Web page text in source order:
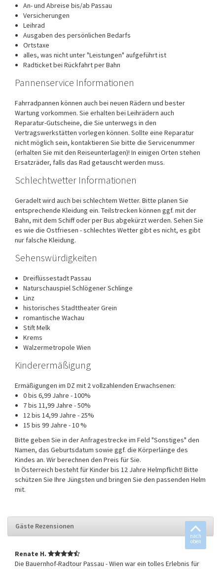
An- und Abreise bis/ab Passau
Versicherungen
Leihrad
Ausgaben des persönlichen Bedarfs
Ortstaxe
alles, was nicht unter "Leistungen" aufgeführt ist
Radticket bei Rückfahrt per Bahn
Pannenservice Informationen
Fahrradpannen können auch bei neuen Rädern und bester
Wartung vorkommen. Sie erhalten bei Leihrädern auch
Reparatur-Gutscheine, die Sie unterwegs in den
Vertragswerkstätten vorlegen können. Sollte eine Reparatur
nicht möglich sein, kontaktieren Sie bitte die Servicenummer
(erhalten Sie mit den Reiseunterlagen)! In einigen Orten stehen
Ersatzräder, falls das Rad getauscht werden muss.
Schlechtwetter Informationen
Geradelt wird auch bei schlechtem Wetter. Bitte planen Sie
entsprechende Kleidung ein. Teilstrecken können ggf. mit der
Bahn, mit dem Schiff oder per Bus abgekürzt werden. Sehen Sie
es wie die Ostfriesen - schlechtes Wetter gibt es nicht, es gibt
nur falsche Kleidung.
Sehenswürdigkeiten
Dreiflüssestadt Passau
Naturschauspiel Schlögener Schlinge
Linz
historisches Stadttheater Grein
romantische Wachau
Stift Melk
Krems
Walzermetropole Wien
Kinderermäßigung
Ermäßigungen im DZ mit 2 vollzahlenden Erwachsenen:
0 bis 6,99 Jahre - 100%
7 bis 11,99 Jahre - 50%
12 bis 14,99 Jahre - 25%
15 bis 99 Jahre - 10 %
Bitte geben Sie in der Anfragestrecke im Feld "Sonstiges" den
Namen, das Geburtsdatum sowie ggf. die Körperlänge des
Kindes an. Wir berechnen den Preis für Sie.
In Österreich besteht für Kinder bis 12 Jahre Helmpflicht! Bitte
schützen Sie Ihre Jüngsten und bringen Sie den passenden Helm
mit.
Gäste Rezensionen
Renate H.
Die Bauernhof-Radtour Passau - Wien war ein tolles Erlebnis für
nach
oben